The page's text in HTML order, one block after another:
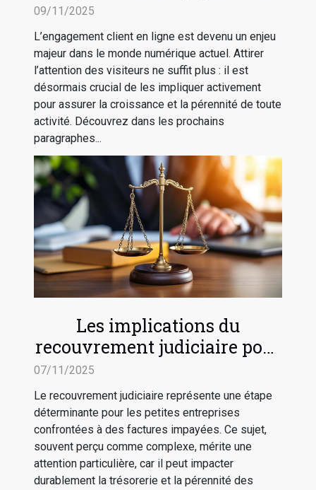
09/11/2025
L’engagement client en ligne est devenu un enjeu
majeur dans le monde numérique actuel. Attirer
l’attention des visiteurs ne suffit plus : il est
désormais crucial de les impliquer activement
pour assurer la croissance et la pérennité de toute
activité. Découvrez dans les prochains
paragraphes...
Les implications du
recouvrement judiciaire pour
les petites entreprises
07/11/2025
Le recouvrement judiciaire représente une étape
déterminante pour les petites entreprises
confrontées à des factures impayées. Ce sujet,
souvent perçu comme complexe, mérite une
attention particulière, car il peut impacter
durablement la trésorerie et la pérennité des